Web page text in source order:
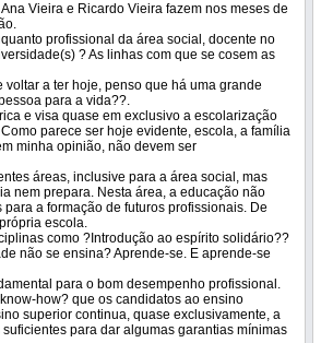
Vieira e Ricardo Vieira fazem nos meses de
profissional da área social, docente no
? As linhas com que se cosem as
a ter hoje, penso que há uma grande
para a vida??.
e visa quase em exclusivo a escolarização
parece ser hoje evidente, escola, a família
minha opinião, não devem ser
áreas, inclusive para a área social, mas
nem prepara. Nesta área, a educação não
a formação de futuros profissionais. De
escola.
como ?Introdução ao espírito solidário??
não se ensina? Aprende-se. E aprende-se
para o bom desempenho profissional.
how? que os candidatos ao ensino
superior continua, quase exclusivamente, a
para dar algumas garantias mínimas